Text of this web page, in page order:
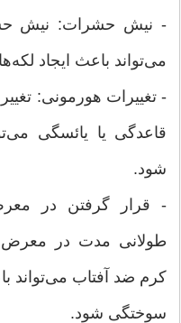
- نیش حشرات: نیش
می‌تواند باعث ایجاد
- تغییرات هورمونی:
قاعدگی یا یائسگی
شود.
- قرار گرفتن در
طولانی مدت در معرض
کرم ضد آفتاب می‌تواند
سوختگی شود.